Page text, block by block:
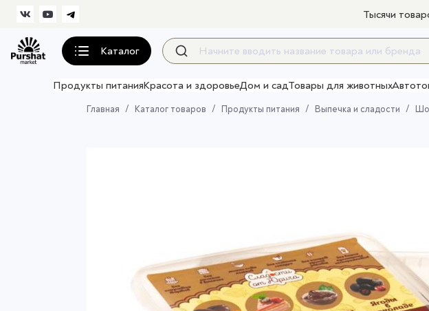
Тысячи
Каталог
Продукты питанияКрасота и здоровьеДом и садТовары для животных
Главная Каталог товаров Продукты питания Выпечка и сладости